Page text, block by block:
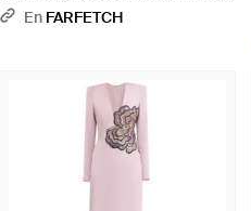
- Negro
En FARFETCH